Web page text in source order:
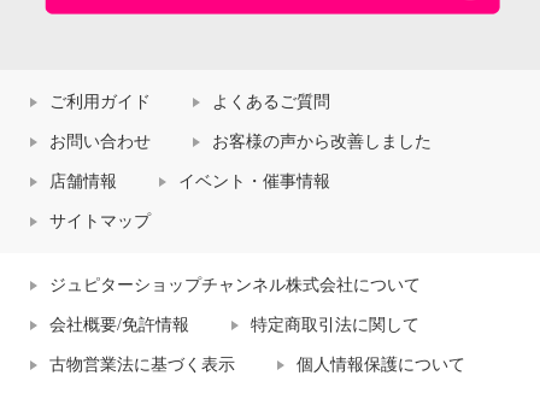
ご利用ガイド よくあるご質問
お問い合わせ お客様の声から改善しました
店舗情報 イベント・催事情報
サイトマップ
ジュピターショップチャンネル株式会社について
会社概要/免許情報 特定商取引法に関して
古物営業法に基づく表示 個人情報保護について